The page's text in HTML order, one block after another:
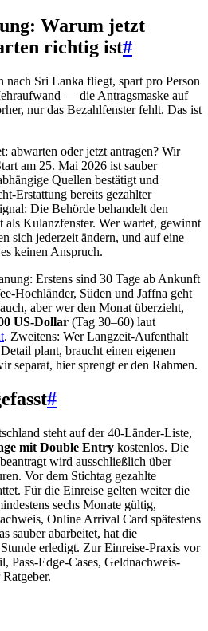
Warum jetzt
richtig ist#
nach Sri Lanka fliegt, spart pro Person
— die Antragsmaske auf
nur das Bezahlfenster fehlt. Das ist
abwarten oder jetzt antragen? Wir
am 25. Mai 2026 ist sauber
Quellen bestätigt und
Erstattung bereits gezahlter
Die Behörde behandelt den
als Kulanzfenster. Wer wartet, gewinnt
sich jederzeit ändern, und auf eine
keinen Anspruch.
Erstens sind 30 Tage ab Ankunft
Hochländer, Süden und Jaffna geht
aber wer den Monat überzieht,
US-Dollar (Tag 30–60) laut
. Zweitens: Wer Langzeit-Aufenthalt
plant, braucht einen eigenen
separat, hier sprengt er den Rahmen.
#
steht auf der 40-Länder-Liste,
mit Double Entry kostenlos. Die
wird ausschließlich über
Vor dem Stichtag gezahlte
Für die Einreise gelten weiter die
sechs Monate gültig,
Online Arrival Card spätestens
sauber abarbeitet, hat die
erledigt. Zur Einreise-Praxis vor
Edge-Cases, Geldnachweis-